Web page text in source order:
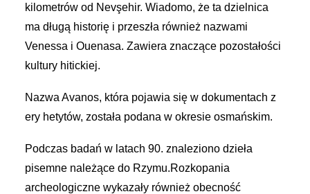
kilometrów od Nevşehir. Wiadomo, że ta dzielnica
ma długą historię i przeszła również nazwami
Venessa i Ouenasa. Zawiera znaczące pozostałości
kultury hitickiej.
Nazwa Avanos, która pojawia się w dokumentach z
ery hetytów, została podana w okresie osmańskim.
Podczas badań w latach 90. znaleziono dzieła
pisemne należące do Rzymu.Rozkopania
archeologiczne wykazały również obecność